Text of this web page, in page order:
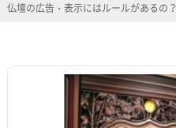
仏壇の広告・表示にはルールがあるの？